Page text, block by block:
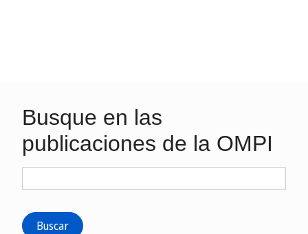
Busque en las
publicaciones de la OMPI
Buscar